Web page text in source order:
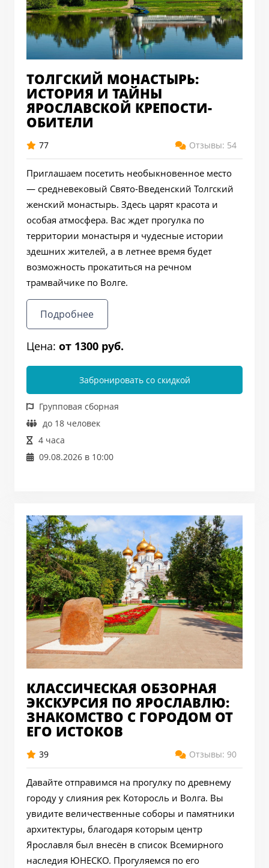
ТОЛГСКИЙ МОНАСТЫРЬ:
ИСТОРИЯ И ТАЙНЫ
ЯРОСЛАВСКОЙ КРЕПОСТИ-
ОБИТЕЛИ
77 Отзывы: 54
Приглашаем посетить необыкновенное место
— средневековый Свято-Введенский Толгский
женский монастырь. Здесь царят красота и
особая атмосфера. Вас ждет прогулка по
территории монастыря и чудесные истории
здешних жителей, а в летнее время будет
возможность прокатиться на речном
трамвайчике по Волге.
Подробнее
Цена: от 1300 руб.
Забронировать со скидкой
Групповая сборная
до 18 человек
4 часа
09.08.2026 в 10:00
КЛАССИЧЕСКАЯ ОБЗОРНАЯ
ЭКСКУРСИЯ ПО ЯРОСЛАВЛЮ:
ЗНАКОМСТВО С ГОРОДОМ ОТ
ЕГО ИСТОКОВ
39 Отзывы: 90
Давайте отправимся на прогулку по древнему
городу у слияния рек Которосль и Волга. Вы
увидите величественные соборы и памятники
архитектуры, благодаря которым центр
Ярославля был внесён в список Всемирного
наследия ЮНЕСКО. Прогуляемся по его